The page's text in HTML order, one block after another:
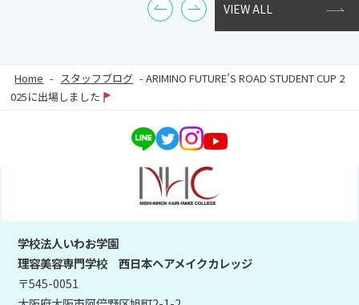
VIEW ALL
Home - スタッフブログ -ARIMINO FUTURE’S ROAD STUDENT CUP 2
025に出場しました
学校法人いわお学園
理容美容専門学校 西日本ヘアメイクカレッジ
〒545-0051